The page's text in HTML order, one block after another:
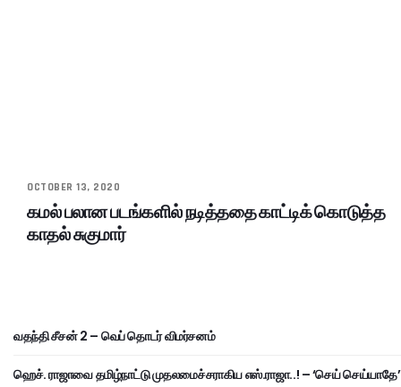
OCTOBER 13, 2020
கமல் பலான படங்களில் நடித்ததை காட்டிக் கொடுத்த
காதல் சுகுமார்
வதந்தி சீசன் 2 – வெப் தொடர் விமர்சனம்
ஹெச். ராஜாவை தமிழ்நாட்டு முதலமைச்சராகிய எஸ்.ராஜா..! – ‘செய்